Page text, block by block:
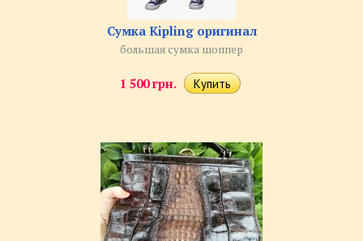
Сумка Kipling оригинал
большая сумка шоппер
1 500 грн.